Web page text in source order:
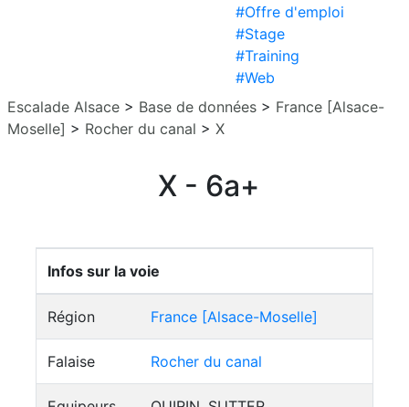
#Offre d'emploi
#Stage
#Training
#Web
Escalade Alsace > Base de données > France [Alsace-
Moselle] > Rocher du canal > X
X - 6a+
Infos sur la voie
Région France [Alsace-Moselle]
Falaise Rocher du canal